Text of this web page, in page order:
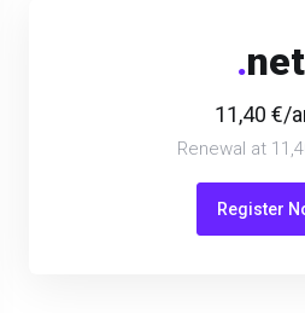
.net
11,40 €/
Renewal at
Register